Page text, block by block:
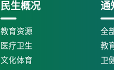
民生概况
教育资源
医疗卫生
文化体育
通
全
教
卫